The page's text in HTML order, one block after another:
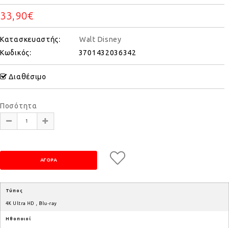
33,90€
Κατασκευαστής:
Walt Disney
Κωδικός:
3701432036342
Διαθέσιμο
Ποσότητα
Τύπος
4K Ultra HD Blu-ray
Ηθοποιοί